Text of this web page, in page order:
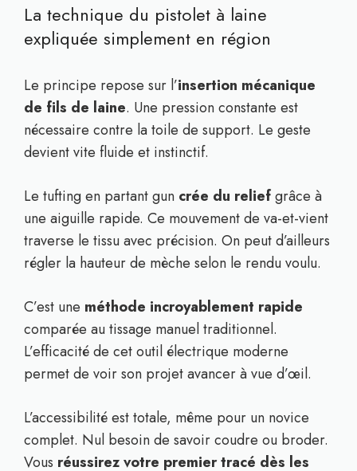
La technique du pistolet à laine
expliquée simplement en région
Le principe repose sur l’insertion mécanique
de fils de laine. Une pression constante est
nécessaire contre la toile de support. Le geste
devient vite fluide et instinctif.
Le tufting en partant gun crée du reliefgrâce à
une aiguille rapide. Ce mouvement de va-et-vient
traverse le tissu avec précision. On peut d’ailleurs
régler la hauteur de mèche selon le rendu voulu.
C’est une méthode incroyablement rapide
comparée au tissage manuel traditionnel.
L’efficacité de cet outil électrique moderne
permet de voir son projet avancer à vue d’œil.
L’accessibilité est totale, même pour un novice
complet. Nul besoin de savoir coudre ou broder.
Vous réussirez votre premier tracé dès les